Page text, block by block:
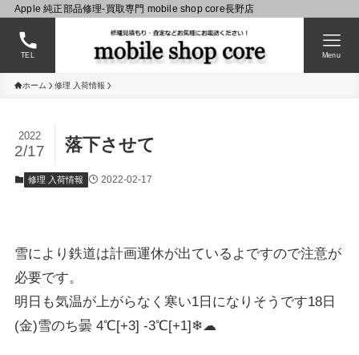
Apple 純正部品修理-買取専門 mobile shop core長野店
TEL Menu
ホーム 修理 入荷情報
落下させて
2022
2/17
修理 入荷情報 2022-02-17
雪により鉄道は計画運休が出ているよですので注意が
必要です。
明日も気温が上がらなく寒い1日になりそうです18日
(金)雪のち曇 4℃[+3] -3℃[+1]❄☁